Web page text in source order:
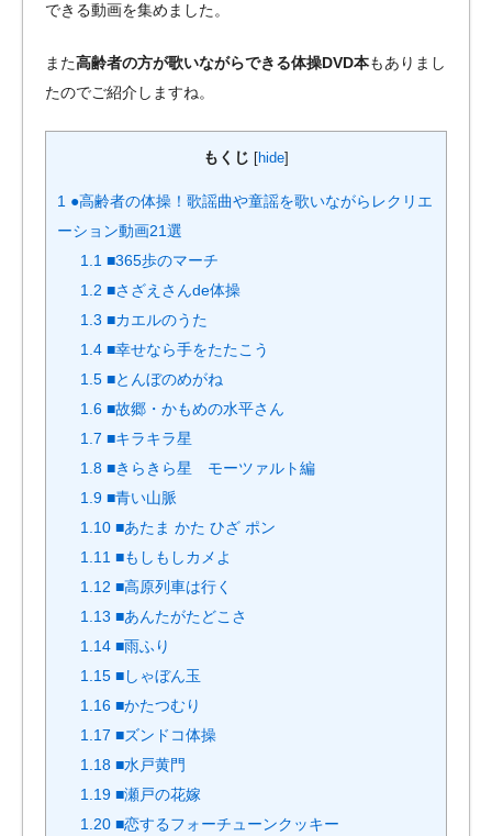
できる動画を集めました。
また高齢者の方が歌いながらできる体操DVD本もありまし
たのでご紹介しますね。
もくじ hide
1 ●高齢者の体操！歌謡曲や童謡を歌いながらレクリエ
ーション動画21選
1.1 ■365歩のマーチ
1.2 ■さざえさんde体操
1.3 ■カエルのうた
1.4 ■幸せなら手をたたこう
1.5 ■とんぼのめがね
1.6 ■故郷・かもめの水平さん
1.7 ■キラキラ星
1.8 ■きらきら星 モーツァルト編
1.9 ■青い山脈
1.10 ■あたま かた ひざ ポン
1.11 ■もしもしカメよ
1.12 ■高原列車は行く
1.13 ■あんたがたどこさ
1.14 ■雨ふり
1.15 ■しゃぼん玉
1.16 ■かたつむり
1.17 ■ズンドコ体操
1.18 ■水戸黄門
1.19 ■瀬戸の花嫁
1.20 ■恋するフォーチューンクッキー